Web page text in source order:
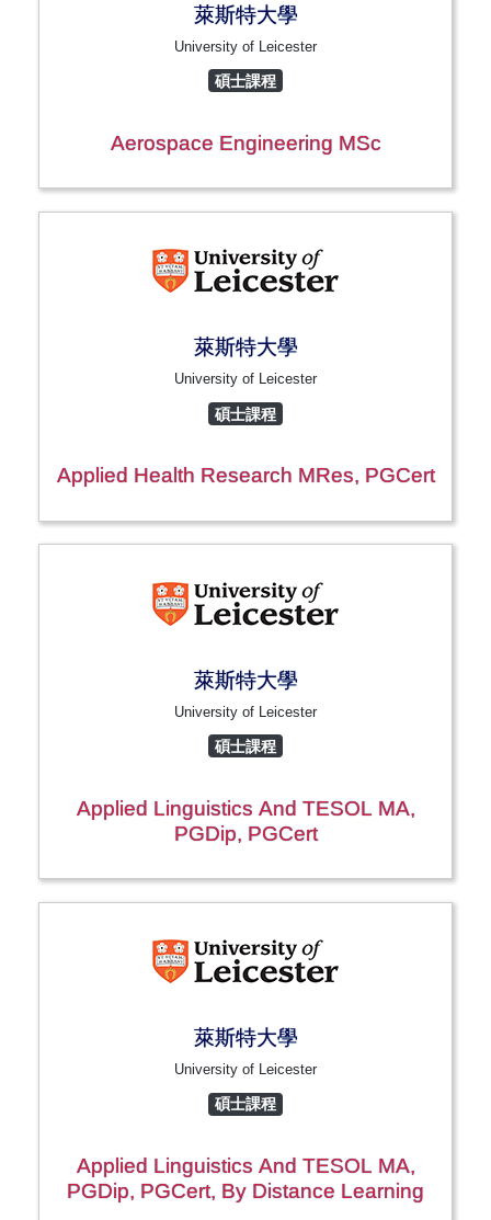
萊斯特大學
University of Leicester
碩士課程
Aerospace Engineering MSc
萊斯特大學
University of Leicester
碩士課程
Applied Health Research MRes, PGCert
萊斯特大學
University of Leicester
碩士課程
Applied Linguistics And TESOL MA,
PGDip, PGCert
萊斯特大學
University of Leicester
碩士課程
Applied Linguistics And TESOL MA,
PGDip, PGCert, By Distance Learning